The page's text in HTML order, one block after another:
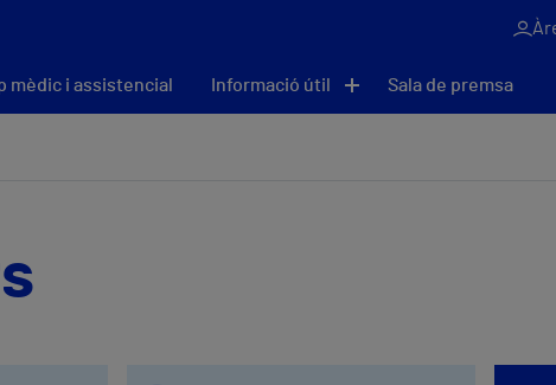
mèdic i assistencial Informació útil Sala de premsa